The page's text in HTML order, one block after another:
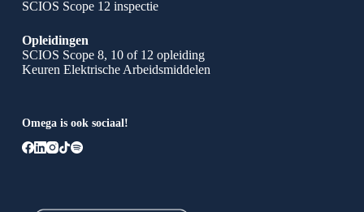
SCIOS Scope 12 inspectie
Opleidingen
SCIOS Scope 8, 10 of 12 opleiding
Keuren Elektrische Arbeidsmiddelen
Omega is ook sociaal!